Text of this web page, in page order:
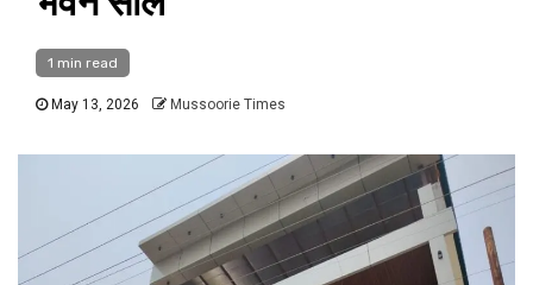
1 min read
May 13, 2026 Mussoorie Times